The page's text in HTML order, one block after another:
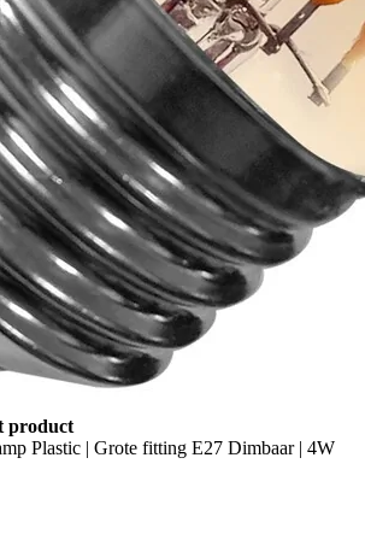
product
Plastic | Grote fitting E27 Dimbaar | 4W